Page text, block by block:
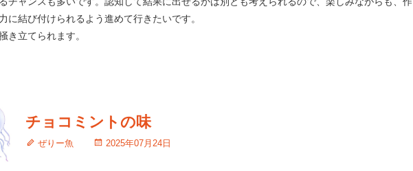
に結び付けられるよう進めて行きたいです。
き立てられます。
チョコミントの味
ぜりー魚 2025年07月24日